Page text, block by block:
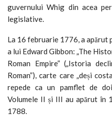
guvernului Whig din acea
legislative.
La 16 februarie 1776, a apărut
a lui Edward Gibbon: „The
Roman Empire” („Istoria
Roman”), carte care „deși
repede ca un pamflet de
Volumele II și III au apărut în
1788.